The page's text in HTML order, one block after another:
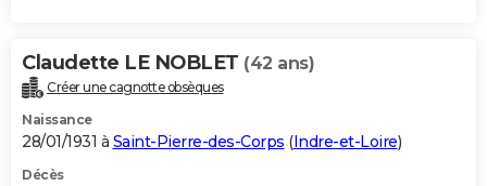
Claudette LE NOBLET (42 ans)
Créer une cagnotte obsèques
Naissance
28/01/1931 à Saint-Pierre-des-Corps (Indre-et-Loire)
Décès